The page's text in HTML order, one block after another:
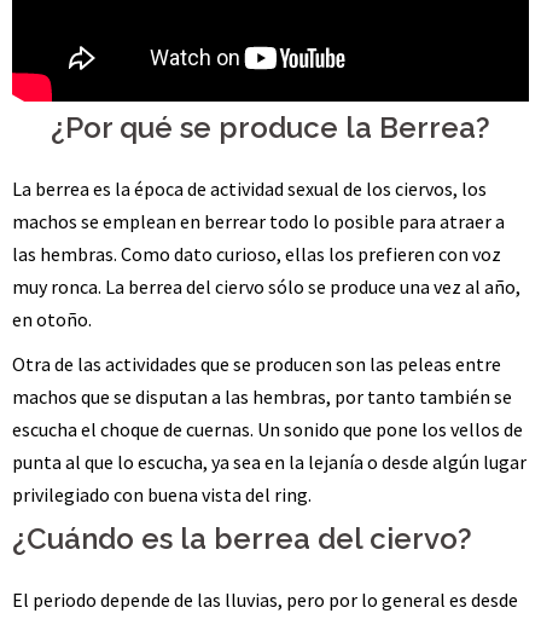
¿Por qué se produce la Berrea?
La berrea es la época de actividad sexual de los ciervos, los
machos se emplean en berrear todo lo posible para atraer a
las hembras. Como dato curioso, ellas los prefieren con voz
muy ronca. La berrea del ciervo sólo se produce una vez al año,
en otoño.
Otra de las actividades que se producen son las peleas entre
machos que se disputan a las hembras, por tanto también se
escucha el choque de cuernas. Un sonido que pone los vellos de
punta al que lo escucha, ya sea en la lejanía o desde algún lugar
privilegiado con buena vista del ring.
¿Cuándo es la berrea del ciervo?
El periodo depende de las lluvias, pero por lo general es desde